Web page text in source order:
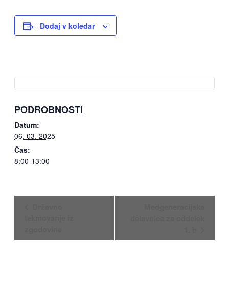
Dodaj v koledar
PODROBNOSTI
Datum:
06. 03. 2025
Čas:
8:00-13:00